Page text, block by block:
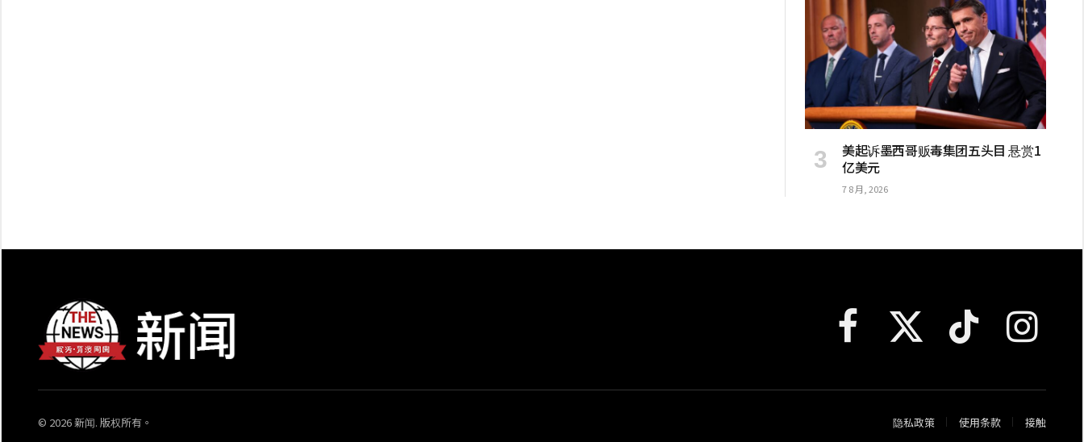
美起诉墨西哥贩毒集团五头目 悬赏1
亿美元
7 8 月, 2026
Facebook X
TikTok Instagram
© 2026 新闻. 版权所有。 隐私政策 使用条款 接触